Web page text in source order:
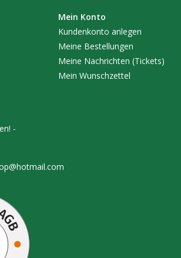
Mein Konto
Kundenkonto anlegen
Meine Bestellungen
Meine Nachrichten (Tickets)
Mein Wunschzettel
-